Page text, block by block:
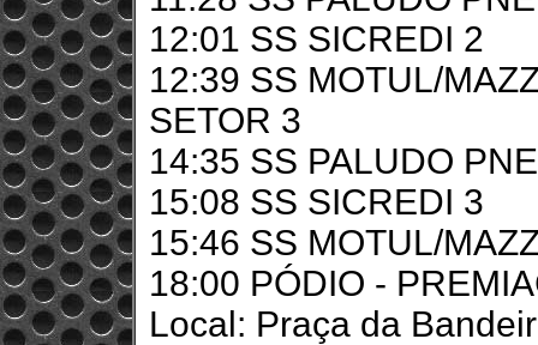
12:01 SS SICREDI 2
12:39 SS MOTUL/
SETOR 3
14:35 SS PALUDO
15:08 SS SICREDI 3
15:46 SS MOTUL/
18:00 PÓDIO -
Local: Praça da